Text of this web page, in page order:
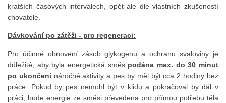
kratších časových intervalech, opět ale dle vlastních zkušeností
chovatele.
Dávkování po zátěži - pro regeneraci:
Pro účinné obnovení zásob glykogenu a ochranu svaloviny je
důležité, aby byla energetická směs podána max. do 30 minut
po ukončenínáročné aktivity a pes by měl být cca 2 hodiny bez
práce. Pokud by pes nemohl být v klidu a pokračoval by dál v
práci, bude energie ze směsi převedena pro přímou potřebu těla